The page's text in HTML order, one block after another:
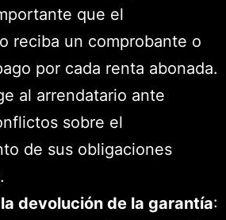
que el
reciba un comprobante o
por cada renta abonada.
al arrendatario ante
sobre el
de sus obligaciones
devolución de la garantía: